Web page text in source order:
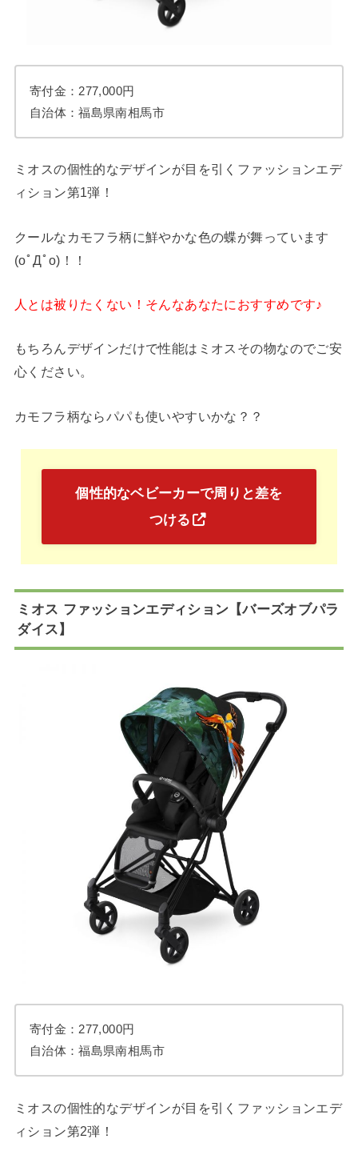
寄付金：277,000円
自治体：福島県南相馬市
ミオスの個性的なデザインが目を引くファッションエデ
ィション第1弾！
クールなカモフラ柄に鮮やかな色の蝶が舞っています
(oﾟДﾟo)！！
人とは被りたくない！そんなあなたにおすすめです♪
もちろんデザインだけで性能はミオスその物なのでご安
心ください。
カモフラ柄ならパパも使いやすいかな？？
個性的なベビーカーで周りと差を
つける
ミオス ファッションエディション【バーズオブパラ
ダイス】
寄付金：277,000円
自治体：福島県南相馬市
ミオスの個性的なデザインが目を引くファッションエデ
ィション第2弾！